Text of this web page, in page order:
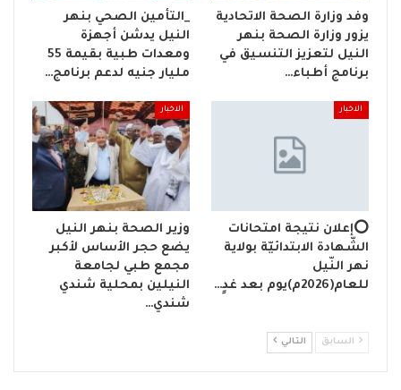
وفد وزارة الصحة الاتحادية
يزور وزارة الصحة بنهر
النيل لتعزيز التنسيق في
برنامج أطباء…
_التأمين الصحي بنهر
النيل يدشن أجهزة
ومعدات طبية بقيمة 55
مليار جنيه لدعم برنامج…
الاخبار
⭕إعلان نتيجة امتحانات
الشّهادة الابتدائيّة بولاية
نهر النّيل
للعام(2026م)يوم بعد غدٍ…
الاخبار
وزير الصحة بنهر النيل
يضع حجر الأساس لأكبر
مجمع طبي لجامعة
النيلين بمحلية شندي
شندي…
السابق التالي